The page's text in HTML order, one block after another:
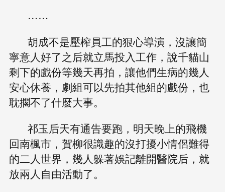
……
胡成不是壓榨員工的狠心導演，沒讓簡
寧意人好了之后就立馬投入工作，說千貓山
剩下的戲份等幾天再拍，讓他們生病的幾人
安心休養，劇組可以先拍其他組的戲份，也
耽擱不了什麼大事。
祁玉后天有通告要跑，明天晚上的飛機
回南楓市，賀柳很識趣的沒打擾小情侶難得
的二人世界，幾人躲著娛記離開醫院后，就
放兩人自由活動了。